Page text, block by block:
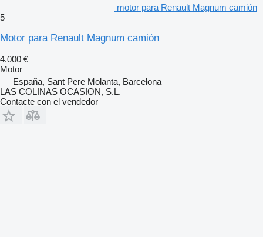
motor para Renault Magnum camión
5
Motor para Renault Magnum camión
4.000 €
Motor
España, Sant Pere Molanta, Barcelona
LAS COLINAS OCASION, S.L.
Contacte con el vendedor